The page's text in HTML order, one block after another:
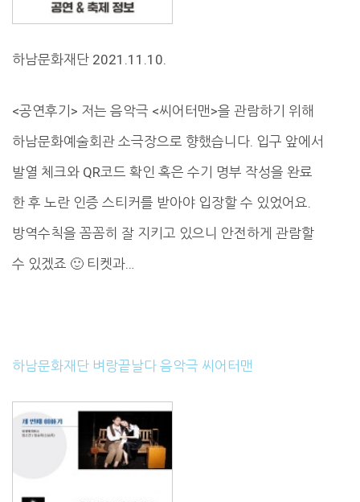
하남문화재단 2021.11.10.
<공연후기> 저는 음악극 <씨어터맨>을 관람하기 위해
하남문화예술회관 소극장으로 향했습니다. 입구 앞에서
발열 체크와 QR코드 확인 혹은 수기 명부 작성을 완료
한 후 노란 인증 스티커를 받아야 입장할 수 있었어요.
방역수칙을 꼼꼼히 잘 지키고 있으니 안전하게 관람할
수 있겠죠 🙂 티켓과…
하남문화재단 벼랑끝날다 음악극 씨어터맨